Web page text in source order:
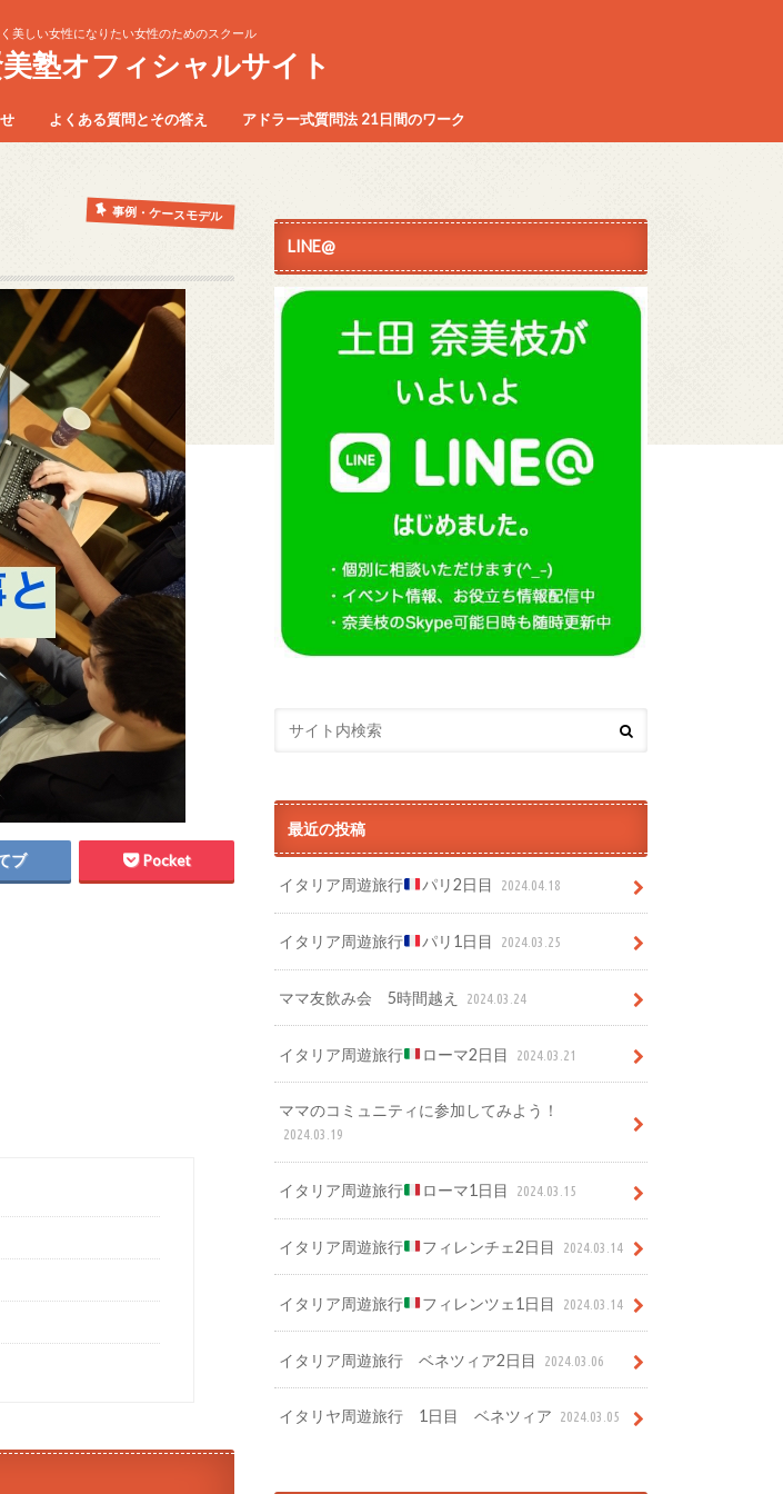
美しい女性になりたい女性のためのスクール
塾オフィシャルサイト
よくある質問とその答え アドラー式質問法 21日間のワーク
事例・ケースモデル
ブ Pocket
LINE@
最近の投稿
イタリア周遊旅行 パリ2日目 2024.04.18
イタリア周遊旅行 パリ1日目 2024.03.25
ママ友飲み会 5時間越え 2024.03.24
イタリア周遊旅行 ローマ2日目 2024.03.21
ママのコミュニティに参加してみよう！
2024.03.19
イタリア周遊旅行 ローマ1日目 2024.03.15
イタリア周遊旅行 フィレンチェ2日目 2024.03.14
イタリア周遊旅行 フィレンツェ1日目 2024.03.14
イタリア周遊旅行 ベネツィア2日目 2024.03.06
イタリヤ周遊旅行 1日目 ベネツィア 2024.03.05